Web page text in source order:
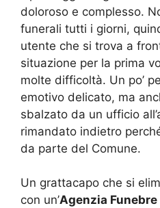
doloroso e complesso.
funerali tutti i giorni,
utente che si trova a
situazione per la prima
molte difficoltà. Un po’
emotivo delicato, ma
sbalzato da un ufficio
rimandato indietro
da parte del Comune.
Un grattacapo che si
con un’Agenzia Funebre